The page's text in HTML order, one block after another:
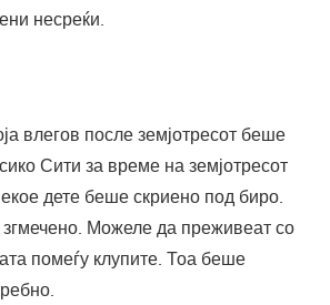
несреќи.
влегов после земјотресот беше
Сити за време на земјотресот
дете беше скриено под биро.
Можеле да преживеат со
помеѓу клупите. Тоа беше